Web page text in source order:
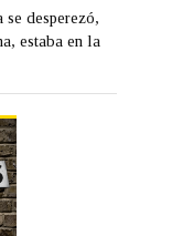
desperezó,
estaba en la